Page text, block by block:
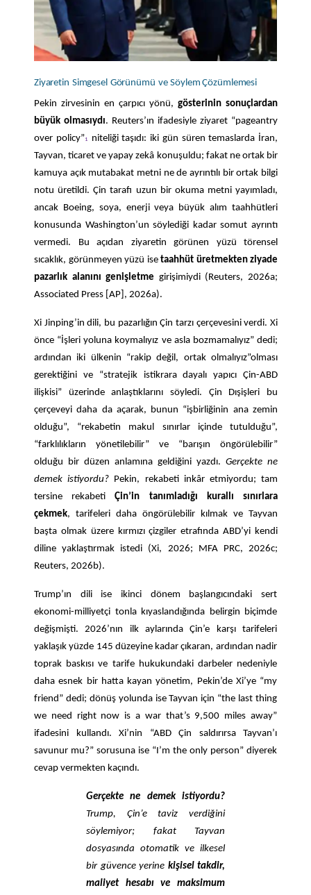
Ziyaretin Simgesel Görünümü ve Söylem Çözümlemesi
Pekin zirvesinin en çarpıcı yönü, gösterinin sonuçlardan
büyük olmasıydı. Reuters’ın ifadesiyle ziyaret “pageantry
over policy”1
niteliği taşıdı: iki gün süren temaslarda İran,
Tayvan, ticaret ve yapay zekâ konuşuldu; fakat ne ortak bir
kamuya açık mutabakat metni ne de ayrıntılı bir ortak bilgi
notu üretildi. Çin tarafı uzun bir okuma metni yayımladı,
ancak Boeing, soya, enerji veya büyük alım taahhütleri
konusunda Washington’un söylediği kadar somut ayrıntı
vermedi. Bu açıdan ziyaretin görünen yüzü törensel
sıcaklık, görünmeyen yüzü ise taahhüt üretmekten ziyade
pazarlık alanını genişletme girişimiydi (Reuters, 2026a;
Associated Press [AP], 2026a).
Xi Jinping’in dili, bu pazarlığın Çin tarzı çerçevesini verdi. Xi
önce “İşleri yoluna koymalıyız ve asla bozmamalıyız” dedi;
ardından iki ülkenin “rakip değil, ortak olmalıyız”olması
gerektiğini ve “stratejik istikrara dayalı yapıcı Çin-ABD
ilişkisi” üzerinde anlaştıklarını söyledi. Çin Dışişleri bu
çerçeveyi daha da açarak, bunun “işbirliğinin ana zemin
olduğu”, “rekabetin makul sınırlar içinde tutulduğu”,
“farklılıkların yönetilebilir” ve “barışın öngörülebilir”
olduğu bir düzen anlamına geldiğini yazdı. Gerçekte ne
demek istiyordu? Pekin, rekabeti inkâr etmiyordu; tam
tersine rekabetiÇin’in tanımladığı kurallı sınırlara
çekmek, tarifeleri daha öngörülebilir kılmak ve Tayvan
başta olmak üzere kırmızı çizgiler etrafında ABD’yi kendi
diline yaklaştırmak istedi (Xi, 2026; MFA PRC, 2026c;
Reuters, 2026b).
Trump’ın dili ise ikinci dönem başlangıcındaki sert
ekonomi-milliyetçi tonla kıyaslandığında belirgin biçimde
değişmişti. 2026’nın ilk aylarında Çin’e karşı tarifeleri
yaklaşık yüzde 145 düzeyine kadar çıkaran, ardından nadir
toprak baskısı ve tarife hukukundaki darbeler nedeniyle
daha esnek bir hatta kayan yönetim, Pekin’de Xi’ye “my
friend” dedi; dönüş yolunda ise Tayvan için “the last thing
we need right now is a war that’s 9,500 miles away”
ifadesini kullandı. Xi’nin “ABD Çin saldırırsa Tayvan’ı
savunur mu?” sorusuna ise “I’m the only person” diyerek
cevap vermekten kaçındı.
Gerçekte ne demek istiyordu?
Trump, Çin’e taviz verdiğini
söylemiyor; fakat Tayvan
dosyasında otomatik ve ilkesel
bir güvence yerine kişisel takdir,
maliyet hesabı ve maksimum